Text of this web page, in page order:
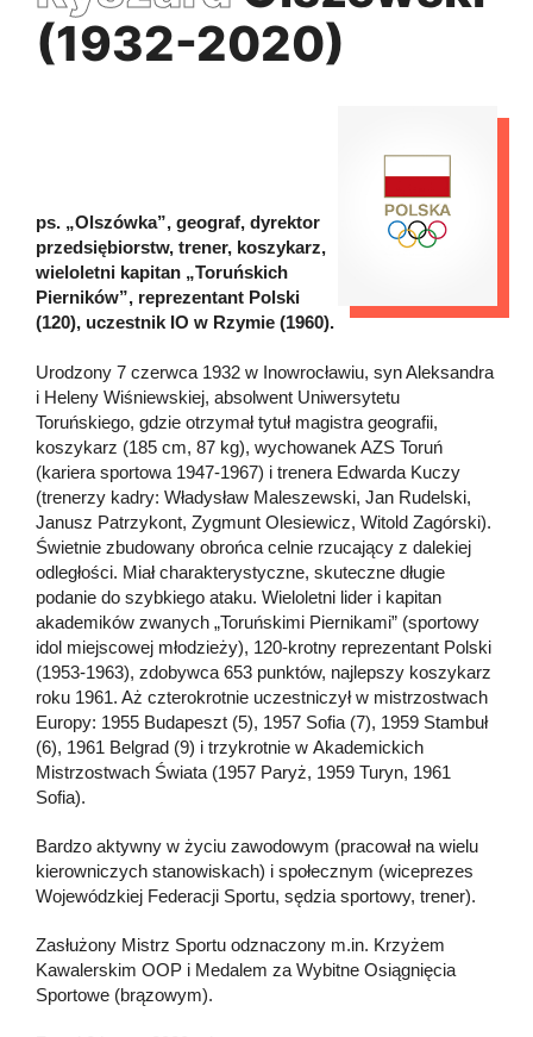
(1932-2020)
ps. „Olszówka”, geograf, dyrektor
przedsiębiorstw, trener, koszykarz,
wieloletni kapitan „Toruńskich
Pierników”, reprezentant Polski
(120), uczestnik IO w Rzymie (1960).
Urodzony 7 czerwca 1932 w Inowrocławiu, syn Aleksandra
i Heleny Wiśniewskiej, absolwent Uniwersytetu
Toruńskiego, gdzie otrzymał tytuł magistra geografii,
koszykarz (185 cm, 87 kg), wychowanek AZS Toruń
(kariera sportowa 1947-1967) i trenera Edwarda Kuczy
(trenerzy kadry: Władysław Maleszewski, Jan Rudelski,
Janusz Patrzykont, Zygmunt Olesiewicz, Witold Zagórski).
Świetnie zbudowany obrońca celnie rzucający z dalekiej
odległości. Miał charakterystyczne, skuteczne długie
podanie do szybkiego ataku. Wieloletni lider i kapitan
akademików zwanych „Toruńskimi Piernikami” (sportowy
idol miejscowej młodzieży), 120-krotny reprezentant Polski
(1953-1963), zdobywca 653 punktów, najlepszy koszykarz
roku 1961. Aż czterokrotnie uczestniczył w mistrzostwach
Europy: 1955 Budapeszt (5), 1957 Sofia (7), 1959 Stambuł
(6), 1961 Belgrad (9) i trzykrotnie w Akademickich
Mistrzostwach Świata (1957 Paryż, 1959 Turyn, 1961
Sofia).
Bardzo aktywny w życiu zawodowym (pracował na wielu
kierowniczych stanowiskach) i społecznym (wiceprezes
Wojewódzkiej Federacji Sportu, sędzia sportowy, trener).
Zasłużony Mistrz Sportu odznaczony m.in. Krzyżem
Kawalerskim OOP i Medalem za Wybitne Osiągnięcia
Sportowe (brązowym).